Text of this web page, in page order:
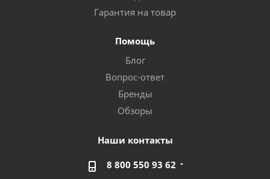
Гарантия на товар
Помощь
Блог
Вопрос-ответ
Бренды
Обзоры
Наши контакты
8 800 550 93 62